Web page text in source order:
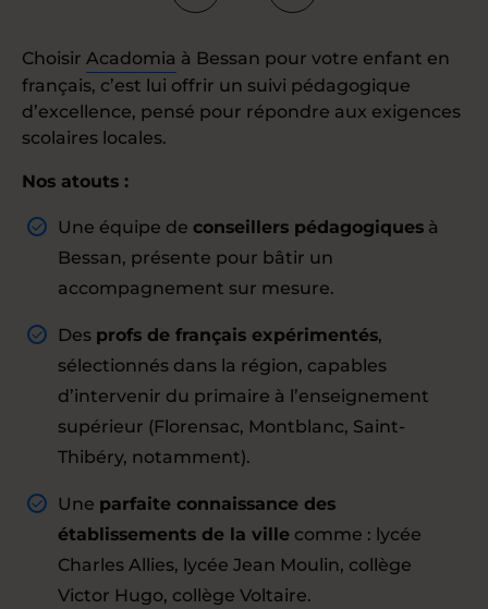
Choisir Acadomia à Bessan pour votre enfant en
français, c’est lui offrir un suivi pédagogique
d’excellence, pensé pour répondre aux exigences
scolaires locales.
Nos atouts :
Une équipe de conseillers pédagogiques à
Bessan, présente pour bâtir un
accompagnement sur mesure.
Des profs de français expérimentés,
sélectionnés dans la région, capables
d’intervenir du primaire à l’enseignement
supérieur (Florensac, Montblanc, Saint-
Thibéry, notamment).
Une parfaite connaissance des
établissements de la ville comme : lycée
Charles Allies, lycée Jean Moulin, collège
Victor Hugo, collège Voltaire.